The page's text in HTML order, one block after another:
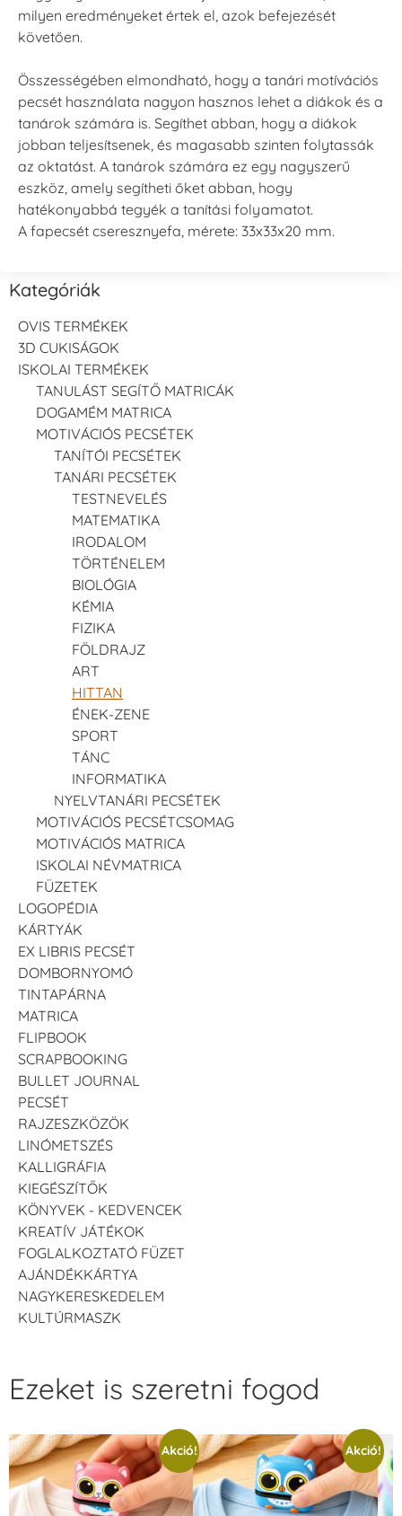
milyen eredményeket értek el, azok befejezését
követően.
Összességében elmondható, hogy a tanári motívációs
pecsét használata nagyon hasznos lehet a diákok és a
tanárok számára is. Segíthet abban, hogy a diákok
jobban teljesítsenek, és magasabb szinten folytassák
az oktatást. A tanárok számára ez egy nagyszerű
eszköz, amely segítheti őket abban, hogy
hatékonyabbá tegyék a tanítási folyamatot.
A fapecsét cseresznyefa, mérete: 33x33x20 mm.
Kategóriák
OVIS TERMÉKEK
3D CUKISÁGOK
ISKOLAI TERMÉKEK
TANULÁST SEGÍTŐ MATRICÁK
DOGAMÉM MATRICA
MOTIVÁCIÓS PECSÉTEK
TANÍTÓI PECSÉTEK
TANÁRI PECSÉTEK
TESTNEVELÉS
MATEMATIKA
IRODALOM
TÖRTÉNELEM
BIOLÓGIA
KÉMIA
FIZIKA
FÖLDRAJZ
ART
HITTAN
ÉNEK-ZENE
SPORT
TÁNC
INFORMATIKA
NYELVTANÁRI PECSÉTEK
MOTIVÁCIÓS PECSÉTCSOMAG
MOTIVÁCIÓS MATRICA
ISKOLAI NÉVMATRICA
FÜZETEK
LOGOPÉDIA
KÁRTYÁK
EX LIBRIS PECSÉT
DOMBORNYOMÓ
TINTAPÁRNA
MATRICA
FLIPBOOK
SCRAPBOOKING
BULLET JOURNAL
PECSÉT
RAJZESZKÖZÖK
LINÓMETSZÉS
KALLIGRÁFIA
KIEGÉSZÍTŐK
KÖNYVEK - KEDVENCEK
KREATÍV JÁTÉKOK
FOGLALKOZTATÓ FÜZET
AJÁNDÉKKÁRTYA
NAGYKERESKEDELEM
KULTÚRMASZK
Ezeket is szeretni fogod
Akció! Akció!